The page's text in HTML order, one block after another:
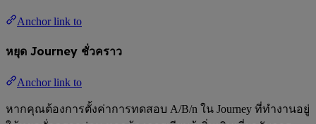
Anchor link to
หยุด Journey ชั่วคราว
Anchor link to
หากคุณต้องการตั้งค่าการทดสอบ A/B/n ใน Journey ที่ทำงานอยู่